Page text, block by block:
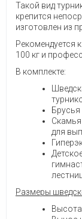
Такой вид
крепится
изготовлен из
Рекомендуется
100 кг и
В комплекте:
для
Размеры
Высота